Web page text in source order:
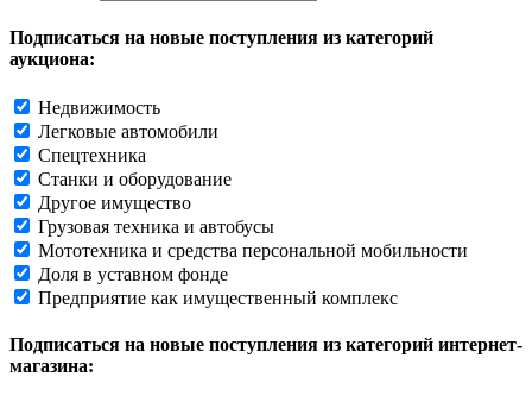
Подписаться на новые поступления из категорий
аукциона:
Недвижимость
Легковые автомобили
Спецтехника
Станки и оборудование
Другое имущество
Грузовая техника и автобусы
Мототехника и средства персональной мобильности
Доля в уставном фонде
Предприятие как имущественный комплекс
Подписаться на новые поступления из категорий интернет-
магазина: